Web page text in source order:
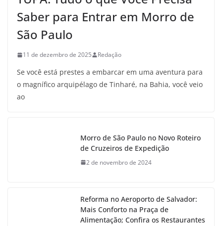
Saber para Entrar em Morro de
São Paulo
11 de dezembro de 2025 Redação
Se você está prestes a embarcar em uma aventura para
o magnífico arquipélago de Tinharé, na Bahia, você veio
ao
Morro de São Paulo no Novo Roteiro
de Cruzeiros de Expedição
2 de novembro de 2024
Reforma no Aeroporto de Salvador:
Mais Conforto na Praça de
Alimentação; Confira os Restaurantes